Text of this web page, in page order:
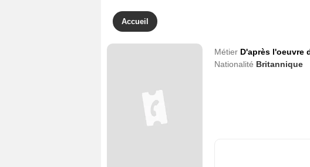
Accueil
Métier D'après l'oeuvre
Nationalité Britannique